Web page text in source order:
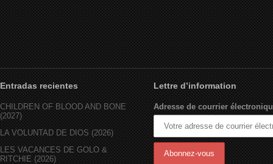
Entradas recientes
CHILDREN OF BLOOD AND BONE
(2027)
LA VOLUNTAD DE DIOS (2026)
LES VACANCES DE GOLO &
RITCHIE (2026)
Lettre d’information
Adresse de courrier